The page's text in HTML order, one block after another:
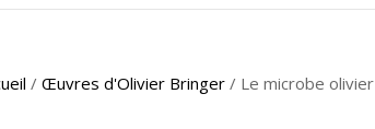
/Œuvres d'Olivier Bringer / Le microbe olivier